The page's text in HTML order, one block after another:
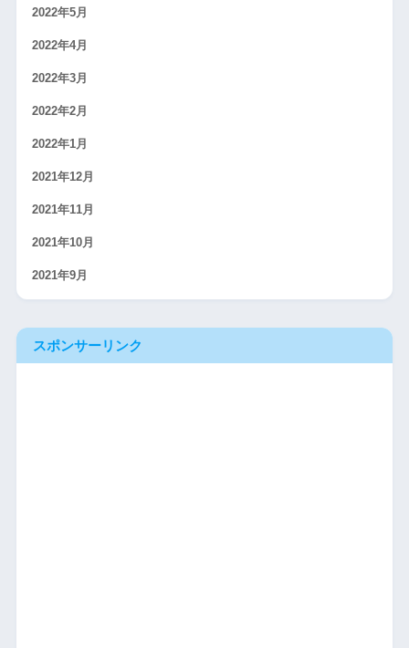
2022年5月
2022年4月
2022年3月
2022年2月
2022年1月
2021年12月
2021年11月
2021年10月
2021年9月
スポンサーリンク